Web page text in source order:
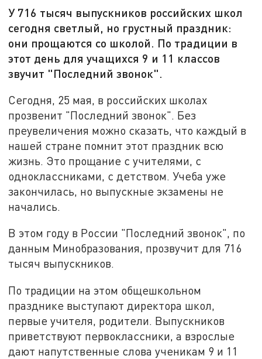
У 716 тысяч выпускников российских школ
сегодня светлый, но грустный праздник:
они прощаются со школой. По традиции в
этот день для учащихся 9 и 11 классов
звучит "Последний звонок".
Сегодня, 25 мая, в российских школах
прозвенит "Последний звонок". Без
преувеличения можно сказать, что каждый в
нашей стране помнит этот праздник всю
жизнь. Это прощание с учителями, с
одноклассниками, с детством. Учеба уже
закончилась, но выпускные экзамены не
начались.
В этом году в России "Последний звонок", по
данным Минобразования, прозвучит для 716
тысяч выпускников.
По традиции на этом общешкольном
празднике выступают директора школ,
первые учителя, родители. Выпускников
приветствуют первоклассники, а взрослые
дают напутственные слова ученикам 9 и 11